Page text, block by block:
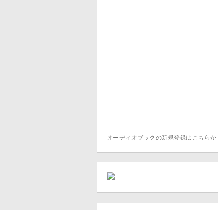
オーディオブックの新規登録はこちら